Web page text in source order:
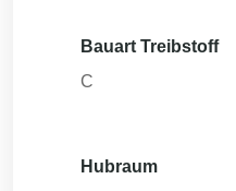
Bauart Treibstoff
C
Hubraum